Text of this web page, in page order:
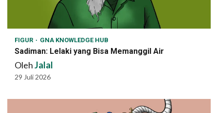
FIGUR GNA KNOWLEDGE HUB
Sadiman: Lelaki yang Bisa Memanggil Air
OlehJalal
29 Juli 2026